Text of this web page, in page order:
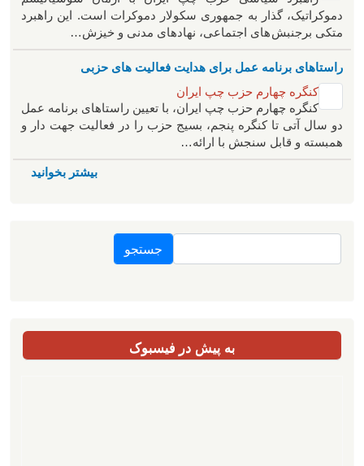
دموکراتیک، گذار به جمهوری سکولار دموکرات است. این راهبرد
متکی برجنبش های اجتماعی، نهادهای مدنی و خیزش‌…
راستاهای برنامه عمل برای هدایت فعالیت های حزبی
کنگره چهارم حزب چپ ایران
کنگره چهارم حزب چپ ایران، با تعیین راستاهای برنامه عمل
دو سال آتی تا کنگره پنجم، بسیج حزب را در فعالیت جهت دار و
همبسته و قابل سنجش با ارائه…
بیشتر بخوانید
جستجو
به پیش در فیسبوک